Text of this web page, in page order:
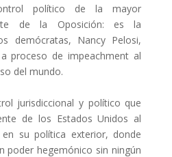
político de la mayor
de la Oposición: es la
demócratas, Nancy Pelosi,
a proceso de impeachment al
del mundo.
jurisdiccional y político que
de los Estados Unidos al
su política exterior, donde
poder hegemónico sin ningún